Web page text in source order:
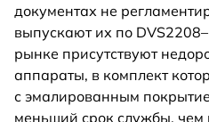
документах не
выпускают их по
рынке присутствуют
аппараты, в комплект
с эмалированным
меньший срок службы, чем